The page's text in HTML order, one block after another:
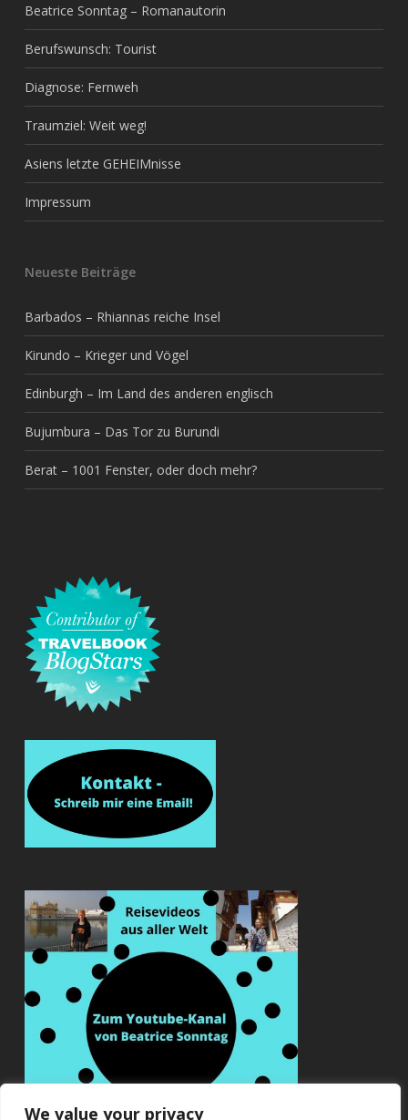
We value your privacy
Beatrice Sonntag – Romanautorin
Berufswunsch: Tourist
Diagnose: Fernweh
Traumziel: Weit weg!
Asiens letzte GEHEIMnisse
Impressum
Neueste Beiträge
Barbados – Rhiannas reiche Insel
Kirundo – Krieger und Vögel
Edinburgh – Im Land des anderen englisch
Bujumbura – Das Tor zu Burundi
Berat – 1001 Fenster, oder doch mehr?